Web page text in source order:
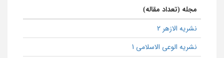
مجله (تعداد مقاله)
نشریه الازهر 2
نشریه الوعی الاسلامی 1